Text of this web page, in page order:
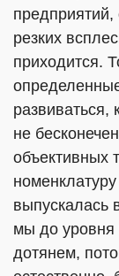
предприятий,
резких
приходится.
развиваться,
не
объективных
выпускалась
мы до уровня
дотянем,